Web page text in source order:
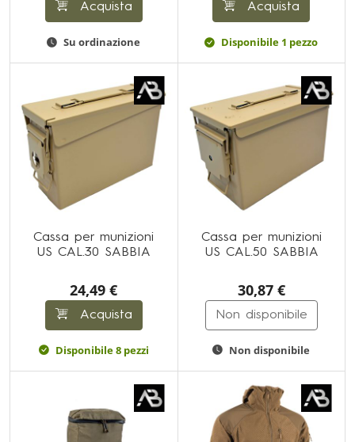
Acquista
Su ordinazione
Acquista
Disponibile 1 pezzo
Cassa per munizioni
US CAL.30 SABBIA
24,49 €
Acquista
Disponibile 8 pezzi
Cassa per munizioni
US CAL.50 SABBIA
30,87 €
Non disponibile
Non disponibile